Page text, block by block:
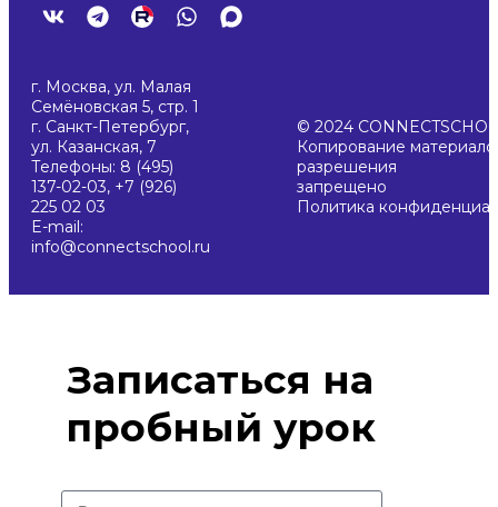
г. Москва, ул. Малая
Семёновская 5, стр. 1
г. Санкт-Петербург,
ул. Казанская, 7
Телефоны: 8 (495)
137-02-03, +7 (926)
225 02 03
E-mail:
info@connectschool.ru
© 2024
Копирование
разрешения
запрещено
Политика
Записаться на
пробный урок